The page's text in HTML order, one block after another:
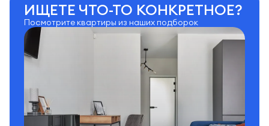
ИЩЕТЕ ЧТО-ТО КОНКРЕТНОЕ?
Посмотрите квартиры из наших подборок